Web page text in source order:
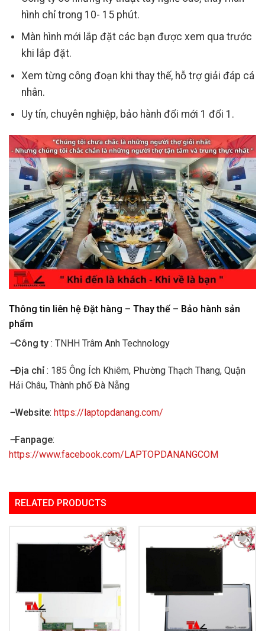
hình chỉ trong 10- 15 phút.
Màn hình mới lắp đặt các bạn được xem qua trước
khi lắp đặt.
Xem từng công đoạn khi thay thế, hỗ trợ giải đáp cá
nhân.
Uy tín, chuyên nghiệp, bảo hành đổi mới 1 đổi 1.
Thông tin liên hệ Đặt hàng – Thay thế – Bảo hành sản
phẩm
–Công ty : TNHH Trâm Anh Technology
–Địa chỉ : 185 Ông Ích Khiêm, Phường Thạch Thang, Quận
Hải Châu, Thành phố Đà Nẵng
–Website: https://laptopdanang.com/
–Fanpage:
https://www.facebook.com/LAPTOPDANANGCOM
RELATED PRODUCTS